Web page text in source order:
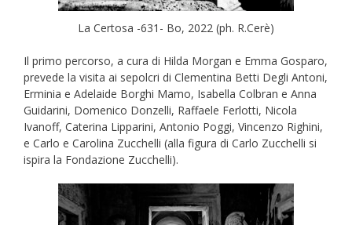
La Certosa -631- Bo, 2022 (ph. R.Cerè)
Il primo percorso, a cura di Hilda Morgan e Emma Gosparo,
prevede la visita ai sepolcri di Clementina Betti Degli Antoni,
Erminia e Adelaide Borghi Mamo, Isabella Colbran e Anna
Guidarini, Domenico Donzelli, Raffaele Ferlotti, Nicola
Ivanoff, Caterina Lipparini, Antonio Poggi, Vincenzo Righini,
e Carlo e Carolina Zucchelli (alla figura di Carlo Zucchelli si
ispira la Fondazione Zucchelli).